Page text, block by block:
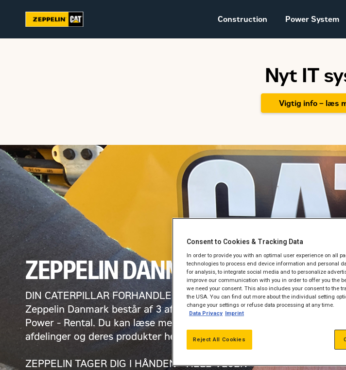
Construction Power System
Vores historie
Nyt IT
Vigtig info – læs
ZEPPELIN DANMARK
DIN CATERPILLAR FORHANDLER I DANMARK
Zeppelin Danmark består af 3 afdelinger. Construction -
Power - Rental. Du kan læse mere om de enkelte
afdelinger og deres produkter her nedenfor.
ZEPPELIN TAGER DIG I HÅNDEN - HELE VEJEN
Consent to Cookies & Tracking Data
In order to provide you with an optimal user experience on all
technologies to process end device information and personal
for analysis, to integrate social media and to personalize
improve our communication with you in order to offer you the
we need your consent. This also includes your consent to the
the USA. You can find out more about the individual setting
change your settings or refuse data processing at any time.
Data Privacy Imprint
Reject All Cookies